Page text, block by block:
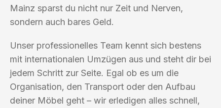
Mainz sparst du nicht nur Zeit und Nerven,
sondern auch bares Geld.
Unser professionelles Team kennt sich bestens
mit internationalen Umzügen aus und steht dir bei
jedem Schritt zur Seite. Egal ob es um die
Organisation, den Transport oder den Aufbau
deiner Möbel geht – wir erledigen alles schnell,